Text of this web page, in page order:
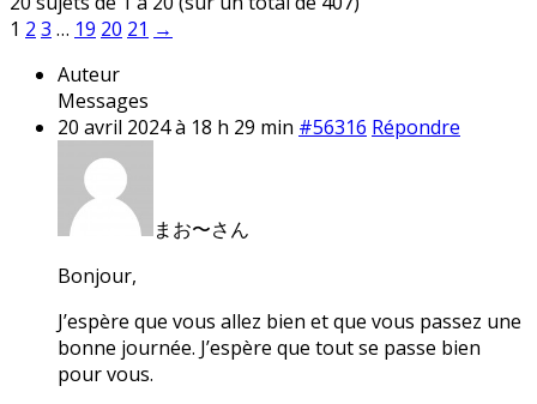
1 2 3 … 19 20 21 →
Auteur
Messages
20 avril 2024 à 18 h 29 min #56316 Répondre
まお〜さん
Bonjour,
J’espère que vous allez bien et que vous passez une
bonne journée. J’espère que tout se passe bien
pour vous.